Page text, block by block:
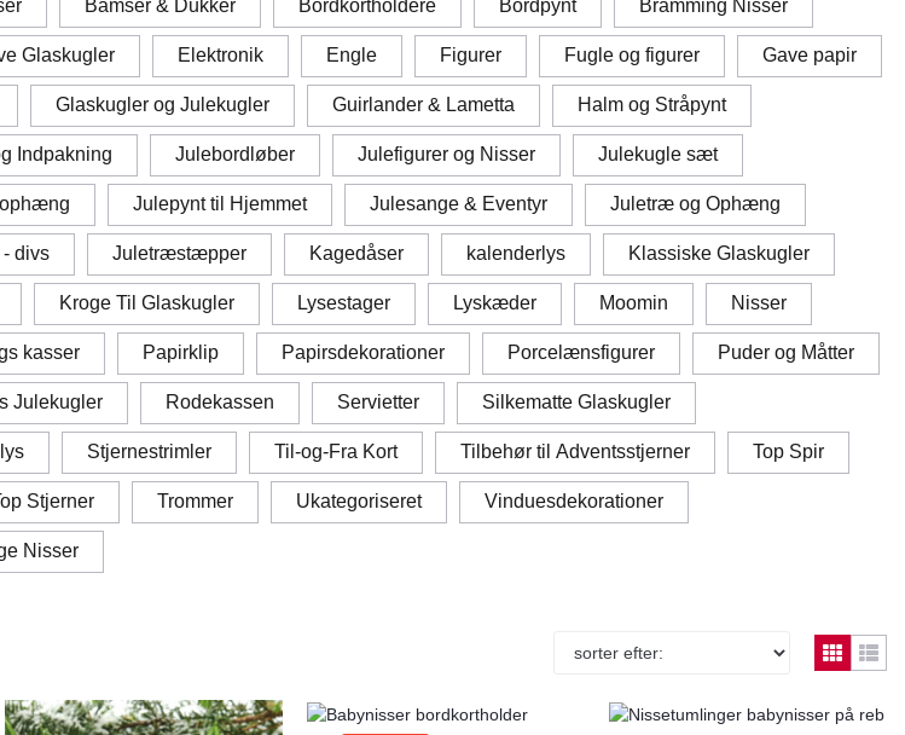
Bamser & Dukker Bordkortholdere Bordpynt Bramming Nisser
Glaskugler Elektronik Engle Figurer Fugle og figurer Gave papir
Glaskugler og Julekugler Guirlander & Lametta Halm og Stråpynt
Indpakning Julebordløber Julefigurer og Nisser Julekugle sæt
Julepynt til Hjemmet Julesange & Eventyr Juletræ og Ophæng
divs Juletræstæpper Kagedåser kalenderlys Klassiske Glaskugler
Kroge Til Glaskugler Lysestager Lyskæder Moomin Nisser
kasser Papirklip Papirsdekorationer Porcelænsfigurer Puder og Måtter
Julekugler Rodekassen Servietter Silkematte Glaskugler
Stjernestrimler Til-og-Fra Kort Tilbehør til Adventsstjerner Top Spir
Stjerner Trommer Ukategoriseret Vinduesdekorationer
Nisser